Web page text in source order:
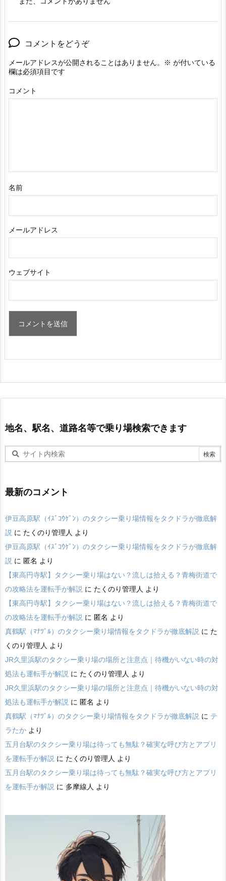
コメントをどうぞ
メールアドレスが公開されることはありません。 ※ が付いている
欄は必須項目です
コメント
名前
メールアドレス
ウェブサイト
地名、駅名、道路名等で乗り場検索できます
最新のコメント
伊豆高原駅（ｲｽﾞｺｳｹﾞﾝ）のタクシー乗り場情報をタクドラが徹底解
説 に たくのり管理人 より
伊豆高原駅（ｲｽﾞｺｳｹﾞﾝ）のタクシー乗り場情報をタクドラが徹底解
説 に 匿名 より
【東高円寺駅】タクシー乗り場はない？流しは拾える？青梅街道で
の攻略法を運転手が解説 に たくのり管理人 より
【東高円寺駅】タクシー乗り場はない？流しは拾える？青梅街道で
の攻略法を運転手が解説 に 匿名 より
真鶴駅（ﾏﾅﾂﾞﾙ）のタクシー乗り場情報をタクドラが徹底解説 に た
くのり管理人 より
JR久里浜駅のタクシー乗り場の場所と注意点｜待機がいない時の対
処法も運転手が解説 に たくのり管理人 より
JR久里浜駅のタクシー乗り場の場所と注意点｜待機がいない時の対
処法も運転手が解説 に 匿名 より
真鶴駅（ﾏﾅﾂﾞﾙ）のタクシー乗り場情報をタクドラが徹底解説 に テ
ラたか より
五月台駅のタクシー乗り場は待っても無駄？確実な呼び方とアプリ
を運転手が解説 に たくのり管理人 より
五月台駅のタクシー乗り場は待っても無駄？確実な呼び方とアプリ
を運転手が解説 に 多摩線人 より